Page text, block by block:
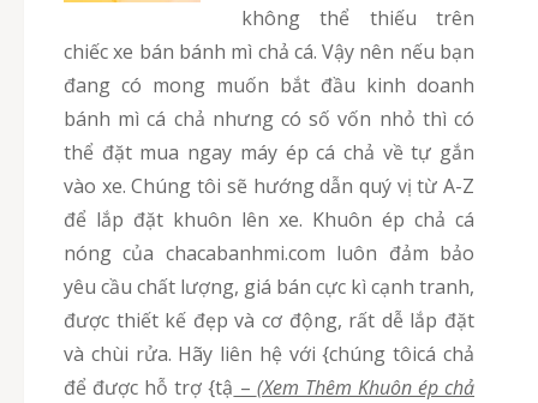
không thể thiếu trên
chiếc xe bán bánh mì chả cá. Vậy nên nếu bạn
đang có mong muốn bắt đầu kinh doanh
bánh mì cá chả nhưng có số vốn nhỏ thì có
thể đặt mua ngay máy ép cá chả về tự gắn
vào xe. Chúng tôi sẽ hướng dẫn quý vị từ A-Z
để lắp đặt khuôn lên xe. Khuôn ép chả cá
nóng của chacabanhmi.com luôn đảm bảo
yêu cầu chất lượng, giá bán cực kì cạnh tranh,
được thiết kế đẹp và cơ động, rất dễ lắp đặt
và chùi rửa. Hãy liên hệ với {chúng tôicá chả
để được hỗ trợ {tậ – (Xem Thêm Khuôn ép chả